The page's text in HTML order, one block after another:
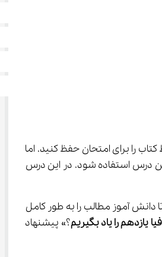
کتاب را برای امتحان حفظ کنید. اما
درس استفاده شود. در این درس
دانش آموز مطالب را به طور کامل
یازدهم را یاد بگیریم؟» پیشنهاد